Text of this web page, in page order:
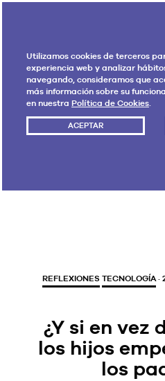
Utilizamos cookies de terceros
experiencia web y analizar
navegando, consideramos que
más información sobre su
en nuestra Política de Cookies.
ACEPTAR
REFLEXIONES TECNOLOGÍA·
¿Y si en vez
los hijos
los